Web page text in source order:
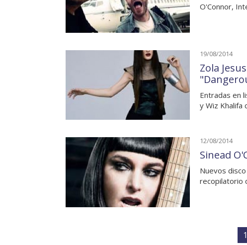
O'Connor,
19/08/2014
Zola
Entradas en
y Wiz Khalifa
12/08/2014
Sinead
Nuevos
recopilatorio
1